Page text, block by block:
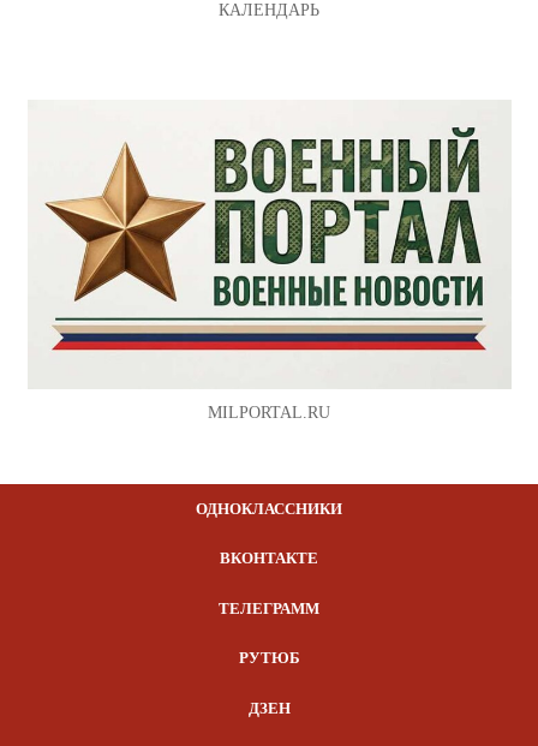
КАЛЕНДАРЬ
MILPORTAL.RU
ОДНОКЛАССНИКИ
ВКОНТАКТЕ
ТЕЛЕГРАММ
РУТЮБ
ДЗЕН